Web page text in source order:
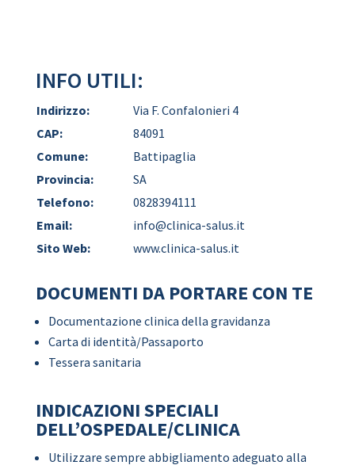
INFO UTILI:
Indirizzo:
Via F. Confalonieri 4
CAP:
84091
Comune:
Battipaglia
Provincia:
SA
Telefono:
0828394111
Email:
info@clinica-salus.it
Sito Web:
www.clinica-salus.it
DOCUMENTI DA PORTARE CON TE
Documentazione clinica della gravidanza
Carta di identità/Passaporto
Tessera sanitaria
INDICAZIONI SPECIALI
DELL’OSPEDALE/CLINICA
Utilizzare sempre abbigliamento adeguato alla